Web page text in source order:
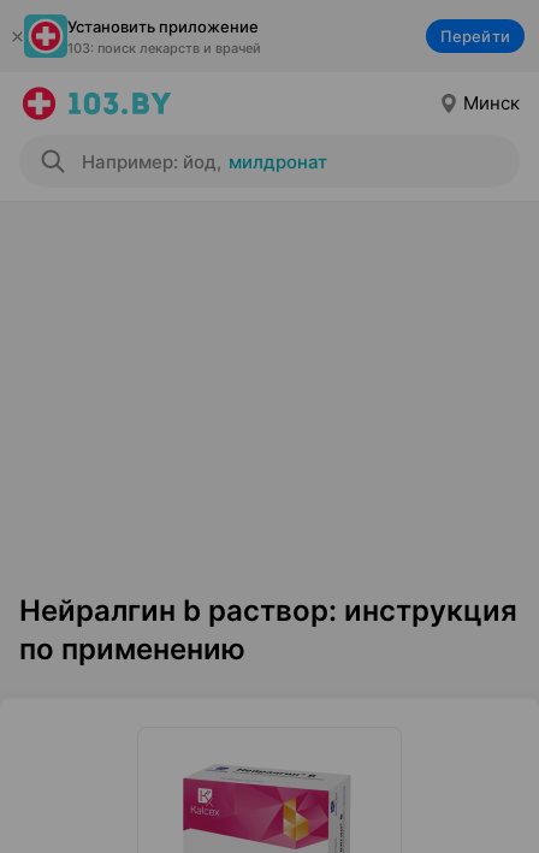
Установить приложение
103: поиск лекарств и врачей
Перейти
Минск
Например: йод, милдронат
Нейралгин b раствор: инструкция
по применению